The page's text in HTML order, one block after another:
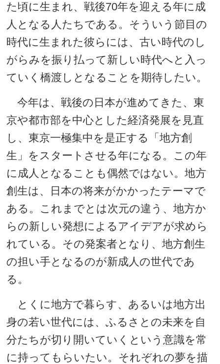
た頃に生まれ、戦後70年を迎える年に成
人となる人たちである。そういう節目の
時代に生まれた彼らには、古い時代のし
がらみを振り払って新しい時代へと入っ
ていく橋渡しとなることを期待したい。
今年は、戦後の日本が進めてきた、東
京や都市部を中心とした経済発展を見直
し、東京一極集中を是正する「地方創
生」をスタートさせる年になる。この年
に成人となることも偶然ではない。地方
創生は、日本の将来がかかったテーマで
ある。これまでとは次元の違う、地方か
らの新しい発想によるアイデアが求めら
れている。その発案者となり、地方創生
の担い手となるのが新成人の世代であ
る。
とくに地方で暮らす、あるいは地方出
身の若い世代には、ふるさとの未来を自
分たちが切り開いていくという意識を常
に持ってもらいたい。それぞれの夢を描